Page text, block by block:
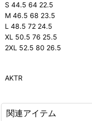
S 44.5 64 22.5
M 46.5 68 23.5
L 48.5 72 24.5
XL 50.5 76 25.5
2XL 52.5 80 26.5
AKTR
関連アイテム